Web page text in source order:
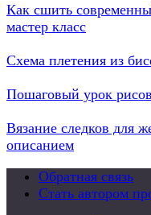
Как сшить
мастер класс
Схема плетения из
Пошаговый урок
Вязание следков для
описанием
Обратная связь
Стать автором